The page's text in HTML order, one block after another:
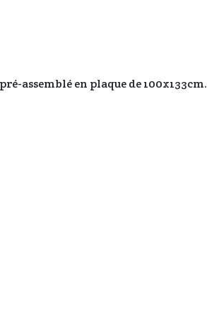
assemblé en plaque de 100x133cm.